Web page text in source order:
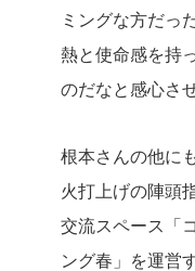
ミングな方だっ
熱と使命感を持
のだなと感心さ
根本さんの他に
火打上げの陣頭
交流スペース「
ング春」を運営